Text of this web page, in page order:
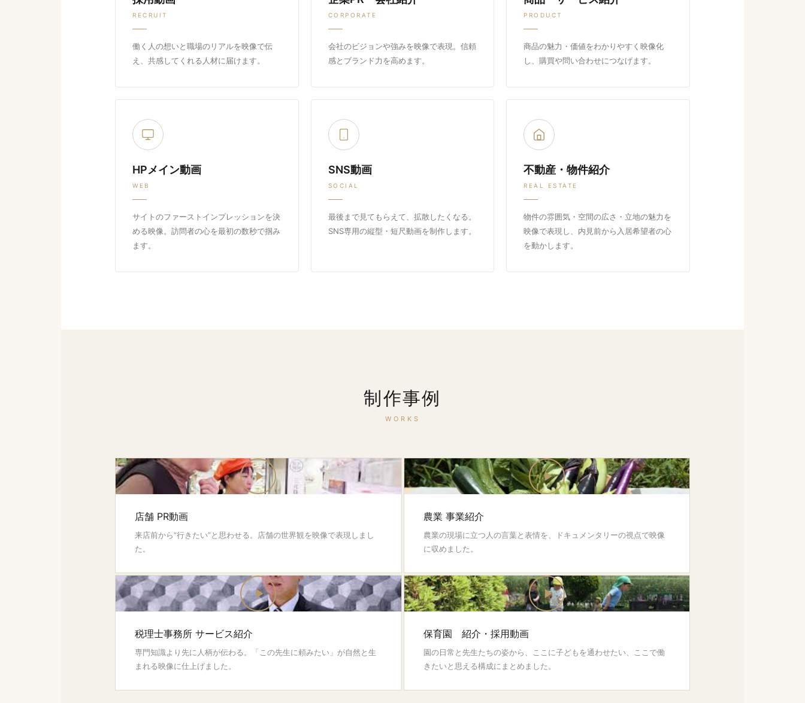
RECRUIT
働く人の想いと職場のリアルを映像で伝
え、共感してくれる人材に届けます。
CORPORATE
会社のビジョンや強みを映像で表現。信頼
感とブランド力を高めます。
PRODUCT
商品の魅力・価値をわかりやすく映像化
し、購買や問い合わせにつなげます。
HPメイン動画
WEB
サイトのファーストインプレッションを決
める映像。訪問者の心を最初の数秒で掴み
ます。
SNS動画
SOCIAL
最後まで見てもらえて、拡散したくなる。
SNS専用の縦型・短尺動画を制作します。
不動産・物件紹介
REAL ESTATE
物件の雰囲気・空間の広さ・立地の魅力を
映像で表現し、内見前から入居希望者の心
を動かします。
制作事例
WORKS
店舗 PR動画
来店前から“行きたい”と思わせる。店舗の世界観を映像で表現しまし
た。
農業 事業紹介
農業の現場に立つ人の言葉と表情を、ドキュメンタリーの視点で映像
に収めました。
税理士事務所 サービス紹介
専門知識より先に人柄が伝わる。「この先生に頼みたい」が自然と生
まれる映像に仕上げました。
保育園 紹介・採用動画
園の日常と先生たちの姿から、ここに子どもを通わせたい、ここで働
きたいと思える構成にまとめました。